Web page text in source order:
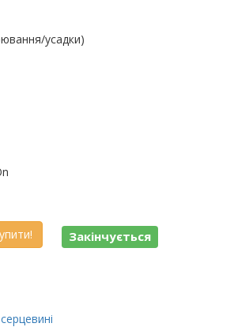
усадки)
Закінчується